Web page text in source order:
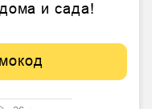
и сада!